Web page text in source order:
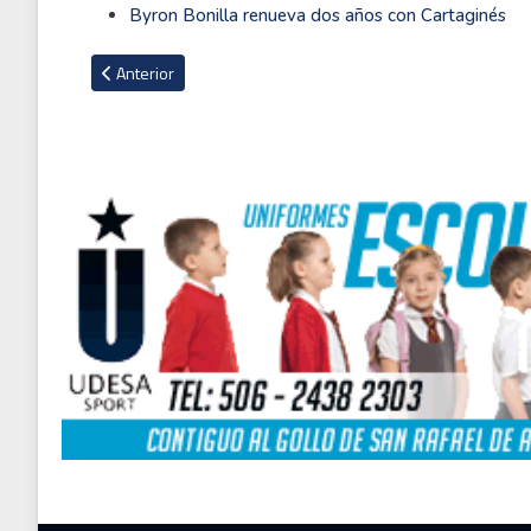
Byron Bonilla renueva dos años con Cartaginés
Artículo anterior: Nicaragua castiga de por vida a nueve
Anterior